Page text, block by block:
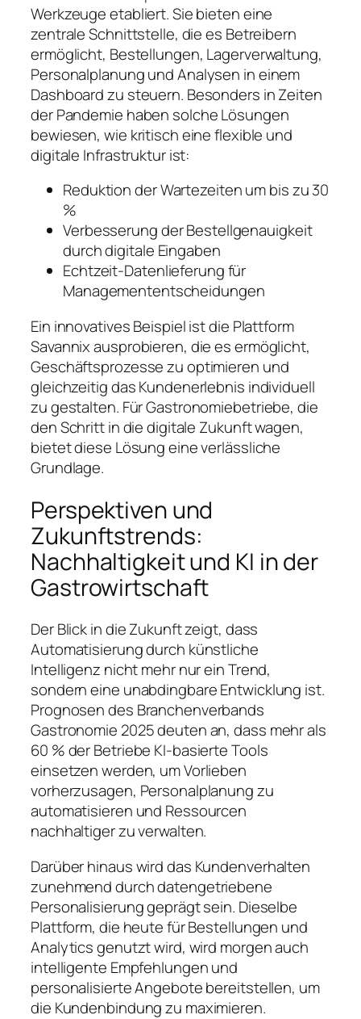
Werkzeuge etabliert. Sie bieten eine
zentrale Schnittstelle, die es Betreibern
ermöglicht, Bestellungen, Lagerverwaltung,
Personalplanung und Analysen in einem
Dashboard zu steuern. Besonders in Zeiten
der Pandemie haben solche Lösungen
bewiesen, wie kritisch eine flexible und
digitale Infrastruktur ist:
Reduktion der Wartezeiten um bis zu 30
%
Verbesserung der Bestellgenauigkeit
durch digitale Eingaben
Echtzeit-Datenlieferung für
Managemententscheidungen
Ein innovatives Beispiel ist die Plattform
Savannix ausprobieren, die es ermöglicht,
Geschäftsprozesse zu optimieren und
gleichzeitig das Kundenerlebnis individuell
zu gestalten. Für Gastronomiebetriebe, die
den Schritt in die digitale Zukunft wagen,
bietet diese Lösung eine verlässliche
Grundlage.
Perspektiven und
Zukunftstrends:
Nachhaltigkeit und KI in der
Gastrowirtschaft
Der Blick in die Zukunft zeigt, dass
Automatisierung durch künstliche
Intelligenz nicht mehr nur ein Trend,
sondern eine unabdingbare Entwicklung ist.
Prognosen des Branchenverbands
Gastronomie 2025 deuten an, dass mehr als
60 % der Betriebe KI-basierte Tools
einsetzen werden, um Vorlieben
vorherzusagen, Personalplanung zu
automatisieren und Ressourcen
nachhaltiger zu verwalten.
Darüber hinaus wird das Kundenverhalten
zunehmend durch datengetriebene
Personalisierung geprägt sein. Dieselbe
Plattform, die heute für Bestellungen und
Analytics genutzt wird, wird morgen auch
intelligente Empfehlungen und
personalisierte Angebote bereitstellen, um
die Kundenbindung zu maximieren.